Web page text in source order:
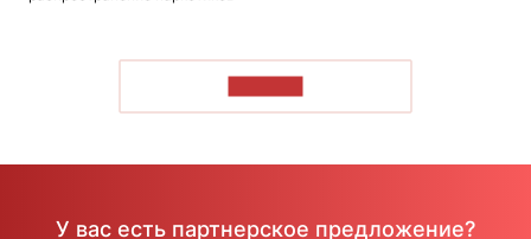
У вас есть партнерское предложение?